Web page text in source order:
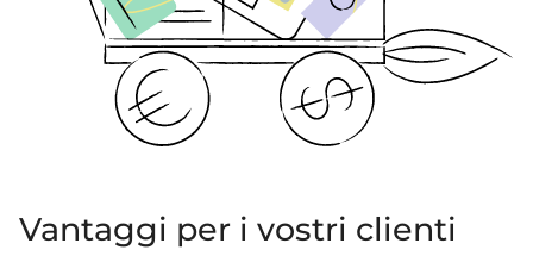
Vantaggi per i vostri clienti